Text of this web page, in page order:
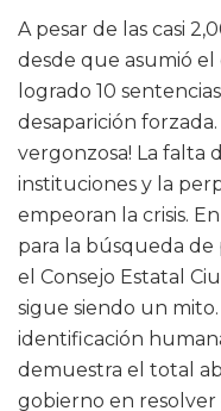
A pesar de las casi
desde que asumió el
logrado 10
desaparición
vergonzosa! La falta
instituciones y la
empeoran la crisis.
para la búsqueda de
el Consejo Estatal
sigue siendo un
identificación
demuestra el total
gobierno en resolver